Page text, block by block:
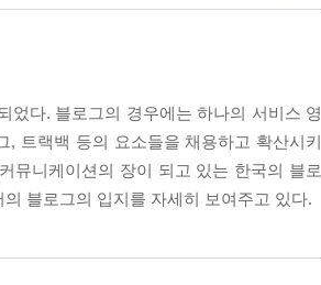
었다. 블로그의 경우에는 하나의 서비스 영
트랙백 등의 요소들을 채용하고 확산시키
뮤니케이션의 장이 되고 있는 한국의 블로
블로그의 입지를 자세히 보여주고 있다.